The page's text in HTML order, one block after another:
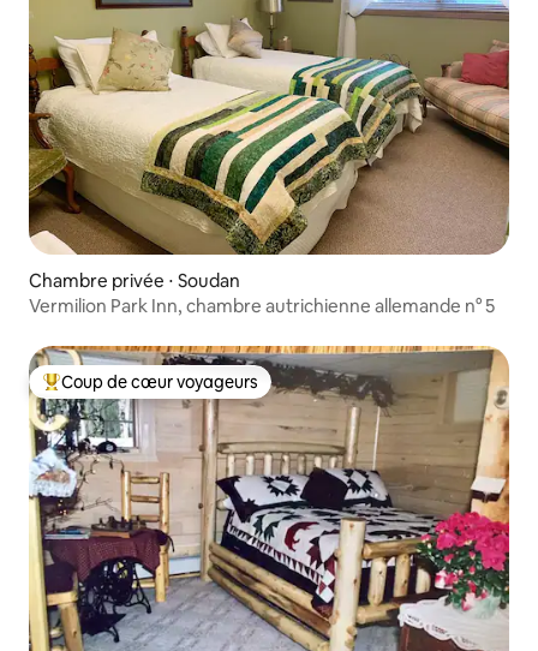
Chambre privée ⋅ Soudan
Vermilion Park Inn, chambre autrichienne allemande n° 5
Coups de cœur voyageurs les plus appréciés
Coup de cœur voyageurs